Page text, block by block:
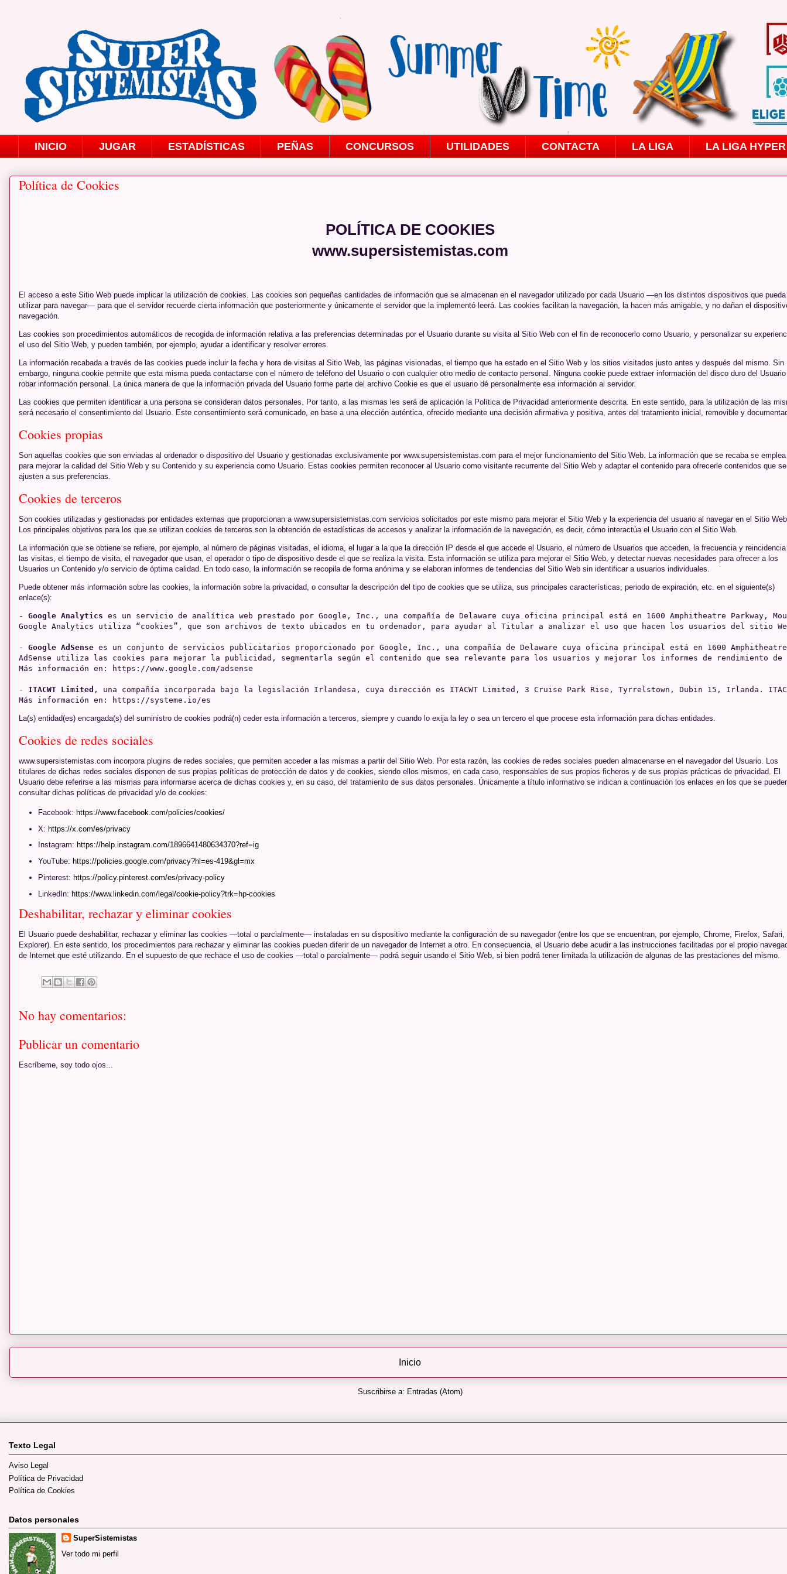
INICIO JUGAR ESTADÍSTICAS PEÑAS CONCURSOS UTILIDADES CONTACTA LA LIGA LA LIGA HYPER
Política de Cookies
POLÍTICA DE COOKIES
www.supersistemistas.com
El acceso a este Sitio Web puede implicar la utilización de cookies. Las cookies son pequeñas cantidades de información que se almacenan en el navegador utilizado por cada Usuario —en los distintos dispositivos que pueda
utilizar para navegar— para que el servidor recuerde cierta información que posteriormente y únicamente el servidor que la implementó leerá. Las cookies facilitan la navegación, la hacen más amigable, y no dañan el
navegación.
Las cookies son procedimientos automáticos de recogida de información relativa a las preferencias determinadas por el Usuario durante su visita al Sitio Web con el fin de reconocerlo como Usuario, y personalizar su
el uso del Sitio Web, y pueden también, por ejemplo, ayudar a identificar y resolver errores.
La información recabada a través de las cookies puede incluir la fecha y hora de visitas al Sitio Web, las páginas visionadas, el tiempo que ha estado en el Sitio Web y los sitios visitados justo antes y después del mismo. Sin
embargo, ninguna cookie permite que esta misma pueda contactarse con el número de teléfono del Usuario o con cualquier otro medio de contacto personal. Ninguna cookie puede extraer información del disco duro del
robar información personal. La única manera de que la información privada del Usuario forme parte del archivo Cookie es que el usuario dé personalmente esa información al servidor.
Las cookies que permiten identificar a una persona se consideran datos personales. Por tanto, a las mismas les será de aplicación la Política de Privacidad anteriormente descrita. En este sentido, para la utilización de las
será necesario el consentimiento del Usuario. Este consentimiento será comunicado, en base a una elección auténtica, ofrecido mediante una decisión afirmativa y positiva, antes del tratamiento inicial, removible y
Cookies propias
Son aquellas cookies que son enviadas al ordenador o dispositivo del Usuario y gestionadas exclusivamente por www.supersistemistas.com para el mejor funcionamiento del Sitio Web. La información que se recaba se emplea
para mejorar la calidad del Sitio Web y su Contenido y su experiencia como Usuario. Estas cookies permiten reconocer al Usuario como visitante recurrente del Sitio Web y adaptar el contenido para ofrecerle contenidos que se
ajusten a sus preferencias.
Cookies de terceros
Son cookies utilizadas y gestionadas por entidades externas que proporcionan a www.supersistemistas.com servicios solicitados por este mismo para mejorar el Sitio Web y la experiencia del usuario al navegar en el Sitio
Los principales objetivos para los que se utilizan cookies de terceros son la obtención de estadísticas de accesos y analizar la información de la navegación, es decir, cómo interactúa el Usuario con el Sitio Web.
La información que se obtiene se refiere, por ejemplo, al número de páginas visitadas, el idioma, el lugar a la que la dirección IP desde el que accede el Usuario, el número de Usuarios que acceden, la frecuencia y
las visitas, el tiempo de visita, el navegador que usan, el operador o tipo de dispositivo desde el que se realiza la visita. Esta información se utiliza para mejorar el Sitio Web, y detectar nuevas necesidades para ofrecer a los
Usuarios un Contenido y/o servicio de óptima calidad. En todo caso, la información se recopila de forma anónima y se elaboran informes de tendencias del Sitio Web sin identificar a usuarios individuales.
Puede obtener más información sobre las cookies, la información sobre la privacidad, o consultar la descripción del tipo de cookies que se utiliza, sus principales características, periodo de expiración, etc. en el siguiente(s)
enlace(s):
- Google Analytics es un servicio de analítica web prestado por Google, Inc., una compañía de Delaware cuya oficina principal está en 1600 Amphitheatre Parkway,
Google Analytics utiliza “cookies”, que son archivos de texto ubicados en tu ordenador, para ayudar al Titular a analizar el uso que hacen los usuarios del sitio
- Google AdSense es un conjunto de servicios publicitarios proporcionado por Google, Inc., una compañía de Delaware cuya oficina principal está en 1600
AdSense utiliza las cookies para mejorar la publicidad, segmentarla según el contenido que sea relevante para los usuarios y mejorar los informes de rendimiento de
Más información en: https://www.google.com/adsense
- ITACWT Limited , una compañía incorporada bajo la legislación Irlandesa, cuya dirección es ITACWT Limited, 3 Cruise Park Rise, Tyrrelstown, Dubin 15, Irlanda.
Más información en: https://systeme.io/es
La(s) entidad(es) encargada(s) del suministro de cookies podrá(n) ceder esta información a terceros, siempre y cuando lo exija la ley o sea un tercero el que procese esta información para dichas entidades.
Cookies de redes sociales
www.supersistemistas.com incorpora plugins de redes sociales, que permiten acceder a las mismas a partir del Sitio Web. Por esta razón, las cookies de redes sociales pueden almacenarse en el navegador del Usuario. Los
titulares de dichas redes sociales disponen de sus propias políticas de protección de datos y de cookies, siendo ellos mismos, en cada caso, responsables de sus propios ficheros y de sus propias prácticas de privacidad. El
Usuario debe referirse a las mismas para informarse acerca de dichas cookies y, en su caso, del tratamiento de sus datos personales. Únicamente a título informativo se indican a continuación los enlaces en los que se
consultar dichas políticas de privacidad y/o de cookies:
Facebook: https://www.facebook.com/policies/cookies/
X: https://x.com/es/privacy
Instagram: https://help.instagram.com/1896641480634370?ref=ig
YouTube: https://policies.google.com/privacy?hl=es-419&gl=mx
Pinterest: https://policy.pinterest.com/es/privacy-policy
LinkedIn: https://www.linkedin.com/legal/cookie-policy?trk=hp-cookies
Deshabilitar, rechazar y eliminar cookies
El Usuario puede deshabilitar, rechazar y eliminar las cookies —total o parcialmente— instaladas en su dispositivo mediante la configuración de su navegador (entre los que se encuentran, por ejemplo, Chrome, Firefox, Safari,
Explorer). En este sentido, los procedimientos para rechazar y eliminar las cookies pueden diferir de un navegador de Internet a otro. En consecuencia, el Usuario debe acudir a las instrucciones facilitadas por el propio
de Internet que esté utilizando. En el supuesto de que rechace el uso de cookies —total o parcialmente— podrá seguir usando el Sitio Web, si bien podrá tener limitada la utilización de algunas de las prestaciones del mismo.
No hay comentarios:
Publicar un comentario
Escríbeme, soy todo ojos...
Inicio
Suscribirse a: Entradas (Atom)
Texto Legal
Aviso Legal
Política de Privacidad
Política de Cookies
Datos personales
SuperSistemistas
Ver todo mi perfil